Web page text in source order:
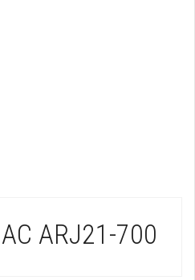
ARJ21-700